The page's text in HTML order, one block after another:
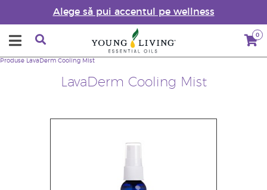
Alege să pui accentul pe wellness
0
LavaDerm Cooling Mist
Produse LavaDerm Cooling Mist